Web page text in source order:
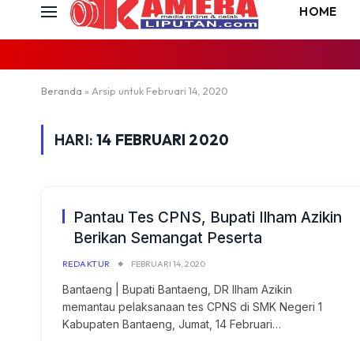
HOME
Beranda » Arsip untuk Februari 14, 2020
HARI:14 FEBRUARI 2020
Pantau Tes CPNS, Bupati Ilham Azikin
Berikan Semangat Peserta
REDAKTUR FEBRUARI 14, 2020
Bantaeng | Bupati Bantaeng, DR Ilham Azikin
memantau pelaksanaan tes CPNS di SMK Negeri 1
Kabupaten Bantaeng, Jumat, 14 Februari…